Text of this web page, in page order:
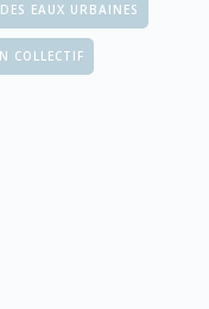
EAUX URBAINES
COLLECTIF